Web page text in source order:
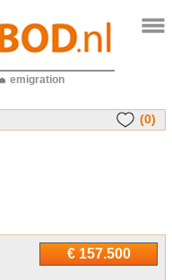
emigration
(0)
€ 157.500